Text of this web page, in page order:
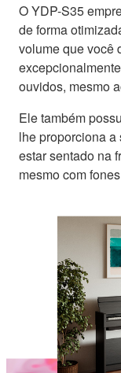
O YDP-S35
de forma
volume que você
ouvidos, mesmo
Ele também
lhe proporciona
estar sentado na
mesmo com